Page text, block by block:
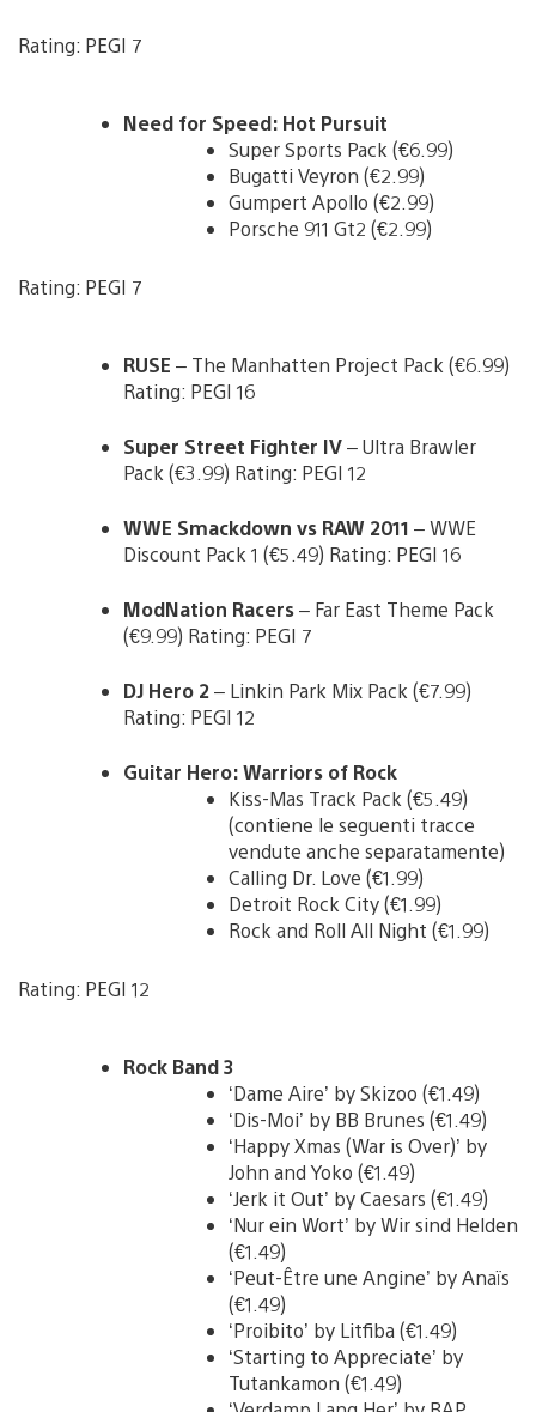
Rating: PEGI 7
Need for Speed: Hot Pursuit
Super Sports Pack (€6.99)
Bugatti Veyron (€2.99)
Gumpert Apollo (€2.99)
Porsche 911 Gt2 (€2.99)
Rating: PEGI 7
RUSE – The Manhatten Project Pack (€6.99)
Rating: PEGI 16
Super Street Fighter IV– Ultra Brawler
Pack (€3.99) Rating: PEGI 12
WWE Smackdown vs RAW 2011 – WWE
Discount Pack 1 (€5.49) Rating: PEGI 16
ModNation Racers– Far East Theme Pack
(€9.99) Rating: PEGI 7
DJ Hero 2– Linkin Park Mix Pack (€7.99)
Rating: PEGI 12
Guitar Hero: Warriors of Rock
Kiss-Mas Track Pack (€5.49)
(contiene le seguenti tracce
vendute anche separatamente)
Calling Dr. Love (€1.99)
Detroit Rock City (€1.99)
Rock and Roll All Night (€1.99)
Rating: PEGI 12
Rock Band 3
‘Dame Aire’ by Skizoo (€1.49)
‘Dis-Moi’ by BB Brunes (€1.49)
‘Happy Xmas (War is Over)’ by
John and Yoko (€1.49)
‘Jerk it Out’ by Caesars (€1.49)
‘Nur ein Wort’ by Wir sind Helden
(€1.49)
‘Peut-Être une Angine’ by Anaïs
(€1.49)
‘Proibito’ by Litfiba (€1.49)
‘Starting to Appreciate’ by
Tutankamon (€1.49)